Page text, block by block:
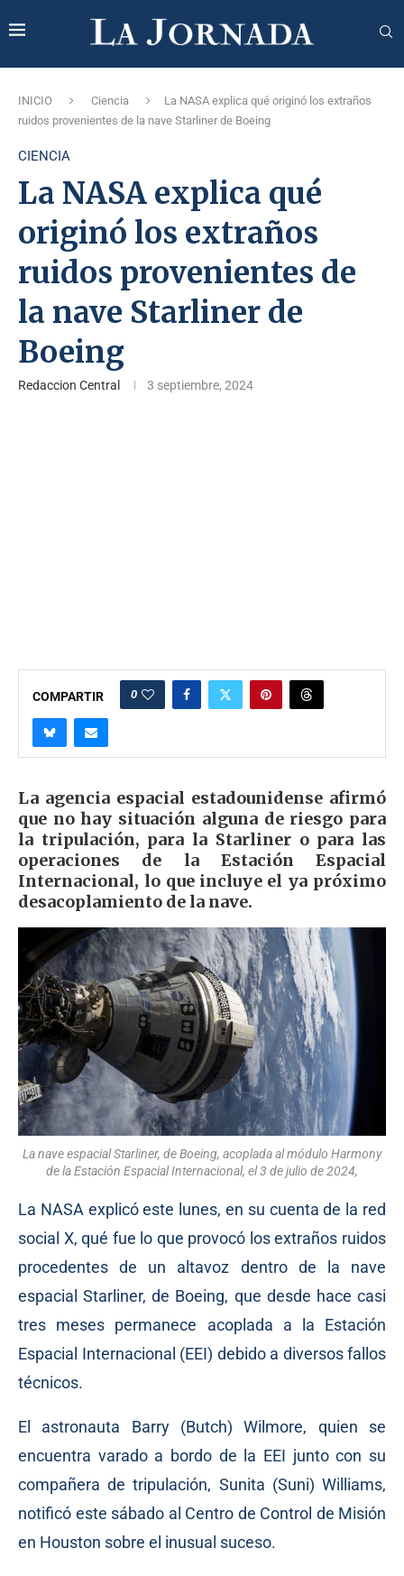
INICIO Ciencia
La NASA explica qué originó los extraños
ruidos provenientes de la nave Starliner de Boeing
CIENCIA
La NASA explica qué
originó los extraños
ruidos provenientes de
la nave Starliner de
Boeing
Redaccion Central 3 septiembre, 2024
COMPARTIR 0
La agencia espacial estadounidense afirmó
que no hay situación alguna de riesgo para
la tripulación, para la Starliner o para las
operaciones de la Estación Espacial
Internacional, lo que incluye el ya próximo
desacoplamiento de la nave.
La nave espacial Starliner, de Boeing, acoplada al módulo Harmony
de la Estación Espacial Internacional, el 3 de julio de 2024,
La NASA explicó este lunes, en su cuenta de la red
social X, qué fue lo que provocó los extraños ruidos
procedentes de un altavoz dentro de la nave
espacial Starliner, de Boeing, que desde hace casi
tres meses permanece acoplada a la Estación
Espacial Internacional (EEI) debido a diversos fallos
técnicos.
El astronauta Barry (Butch) Wilmore, quien se
encuentra varado a bordo de la EEI junto con su
compañera de tripulación, Sunita (Suni) Williams,
notificó este sábado al Centro de Control de Misión
en Houston sobre el inusual suceso.